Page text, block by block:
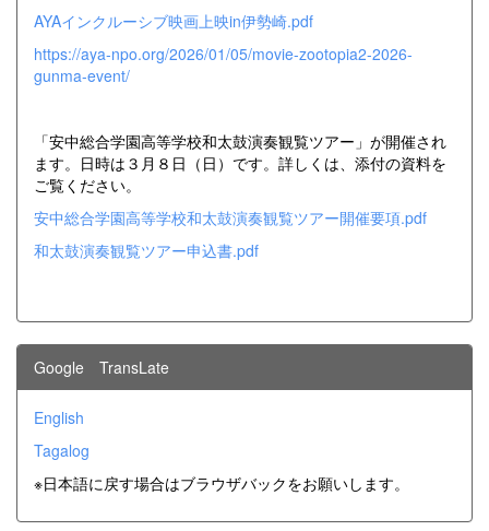
AYAインクルーシブ映画上映in伊勢崎.pdf
https://aya-npo.org/2026/01/05/movie-zootopia2-2026-
gunma-event/
「安中総合学園高等学校和太鼓演奏観覧ツアー」が開催され
ます。日時は３月８日（日）です。詳しくは、添付の資料を
ご覧ください。
安中総合学園高等学校和太鼓演奏観覧ツアー開催要項.pdf
和太鼓演奏観覧ツアー申込書.pdf
Google TransLate
English
Tagalog
※日本語に戻す場合はブラウザバックをお願いします。